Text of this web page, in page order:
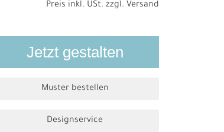
Preis inkl. USt. zzgl. Versand
Jetzt gestalten
Muster bestellen
Designservice